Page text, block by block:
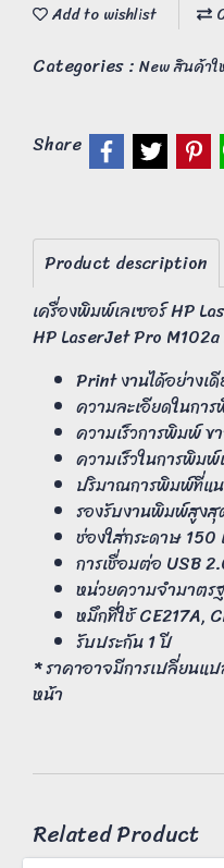
Add to wishlist
Categories : New สินค้า
Share
Product description
เครื่องพิมพ์เลเซอร์ HP
HP LaserJet Pro
Print งานได้อย่างเ
ความละเอียดในก
ความเร็วการพิมพ์
ความเร็วในการพิม
ปริมาณการพิมพ์ที่แ
รองรับงานพิมพ์สูง
ช่องใส่กระดาษ
การเชื่อมต่อ USB
หน่วยความจำมาตร
หมึกที่ใช้ CE217A,
รับประกัน 1 ปี
* ราคาอาจมีการเปลี่ยนแ
หน้า
Related Product